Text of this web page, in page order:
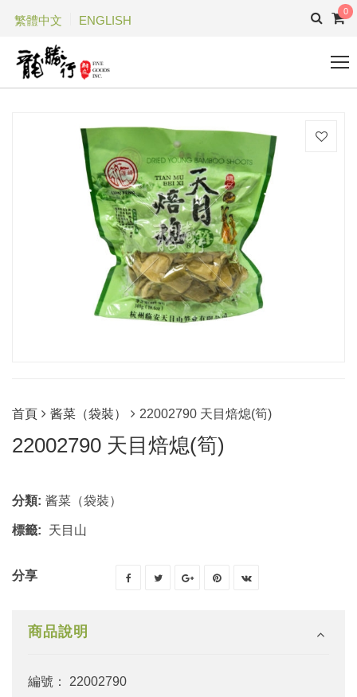
繁體中文 ENGLISH
0
首頁 酱菜（袋裝） 22002790 天目焙熄(筍)
22002790 天目焙熄(筍)
分類: 酱菜（袋裝）
標籤: 天目山
分享
商品說明
編號： 22002790